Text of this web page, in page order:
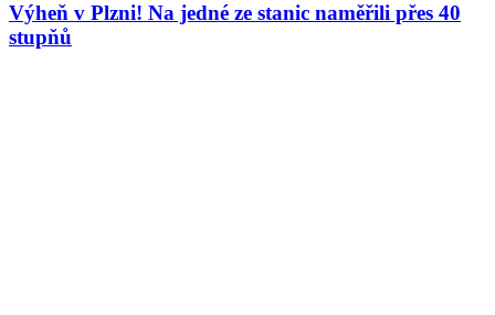
Výheň v Plzni! Na jedné ze stanic naměřili přes 40
stupňů